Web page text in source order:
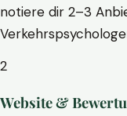
notiere dir 2–3
2
Website &